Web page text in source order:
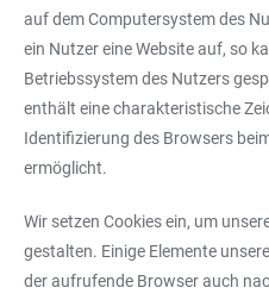
auf dem Computersystem des
ein Nutzer eine Website auf, so
Betriebssystem des Nutzers
enthält eine charakteristische
Identifizierung des Browsers
ermöglicht.
Wir setzen Cookies ein, um
gestalten. Einige Elemente
der aufrufende Browser auch